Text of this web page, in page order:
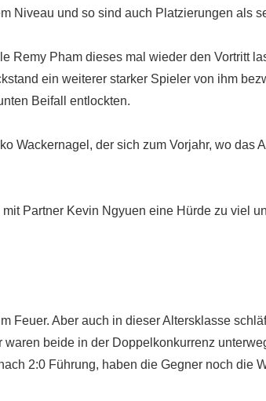
Niveau und so sind auch Platzierungen als
Remy Pham dieses mal wieder den Vortritt
ein weiterer starker Spieler von ihm
Beifall entlockten.
Wackernagel, der sich zum Vorjahr, wo das
Partner Kevin Ngyuen eine Hürde zu viel
Feuer. Aber auch in dieser Altersklasse
beide in der Doppelkonkurrenz
2:0 Führung, haben die Gegner noch die